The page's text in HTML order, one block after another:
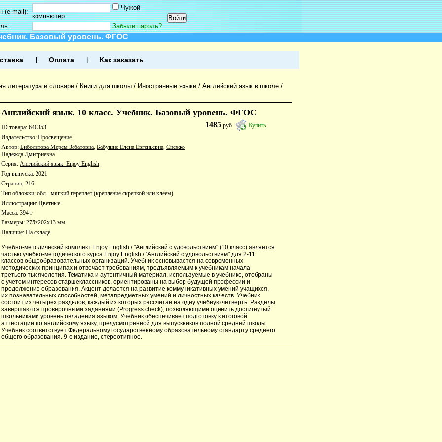
(e-mail):
Чужой
компьютер
Забыли пароль?
Базовый уровень. ФГОС
Оплата Как заказать
литература и словари / Книги для школы / Иностранные языки / Английский язык в школе /
Английский язык. 10 класс. Учебник. Базовый уровень. ФГОС
1485руб Купить
ID товара: 640353
Издательство: Просвещение
Автор: Биболетова Мерем Забатовна Бабушис Елена Евгеньевна Снежко
Надежда Дмитриевна
Серия: Английский язык. Enjoy English
Год выпуска: 2021
Страниц: 216
Тип обложки: обл - мягкий переплет (крепление скрепкой или клеем)
Иллюстрации: Цветные
Масса: 394 г
Размеры: 275x202x13 мм
Наличие: На складе
Учебно-методический комплект Enjoy English / "Английский с удовольствием" (10 класс) является
частью учебно-методического курса Enjoy English / "Английский с удовольствием" для 2-11
классов общеобразовательных организаций. Учебник основывается на современных
методических принципах и отвечает требованиям, предъявляемым к учебникам начала
третьего тысячелетия. Тематика и аутентичный материал, используемые в учебнике, отобраны
с учетом интересов старшеклассников, ориентированы на выбор будущей профессии и
продолжение образования. Акцент делается на развитие коммуникативных умений учащихся,
их познавательных способностей, метапредметных умений и личностных качеств. Учебник
состоит из четырех разделов, каждый из которых рассчитан на одну учебную четверть. Разделы
завершаются проверочными заданиями (Progress check), позволяющими оценить достигнутый
школьниками уровень овладения языком. Учебник обеспечивает подготовку к итоговой
аттестации по английскому языку, предусмотренной для выпускников полной средней школы.
Учебник соответствует Федеральному государственному образовательному стандарту среднего
общего образования. 9-е издание, стереотипное.